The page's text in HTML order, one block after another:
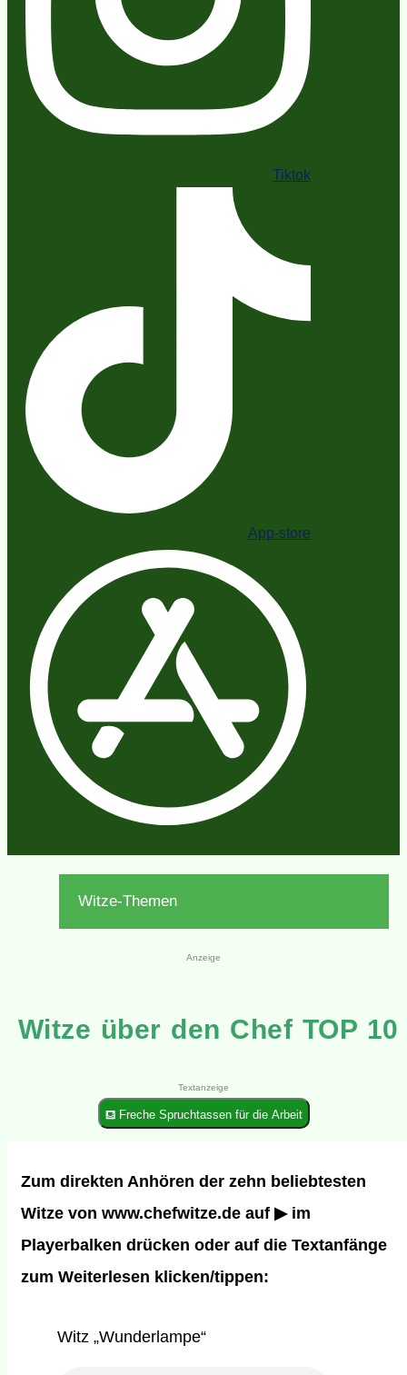
Tiktok
App-store
Witze-Themen
Anzeige
Witze über den Chef TOP 10
Textanzeige
⛾ Freche Spruchtassen für die Arbeit
Zum direkten Anhören der zehn beliebtesten
Witze von www.chefwitze.de auf ▶ im
Playerbalken drücken oder auf die Textanfänge
zum Weiterlesen klicken/tippen:
Witz „Wunderlampe“